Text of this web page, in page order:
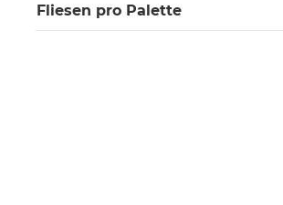
Fliesen pro Palette